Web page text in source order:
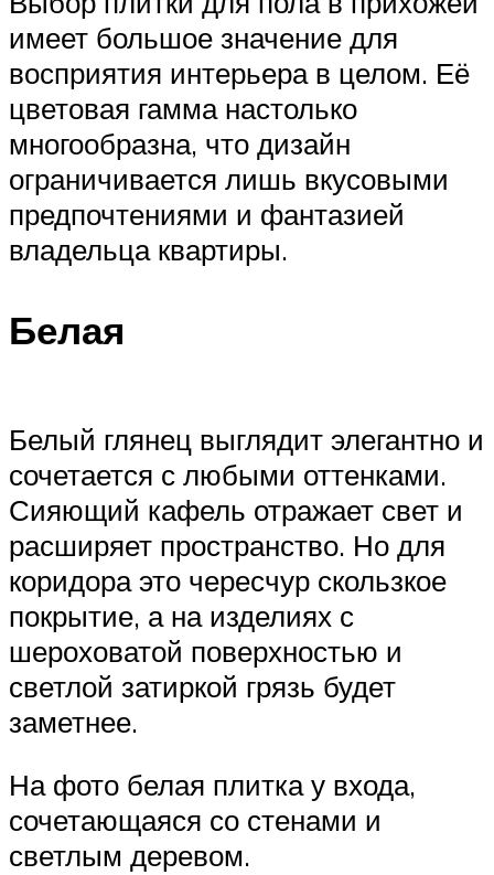
имеет большое значение для
восприятия интерьера в целом. Её
цветовая гамма настолько
многообразна, что дизайн
ограничивается лишь вкусовыми
предпочтениями и фантазией
владельца квартиры.
Белая
Белый глянец выглядит элегантно и
сочетается с любыми оттенками.
Сияющий кафель отражает свет и
расширяет пространство. Но для
коридора это чересчур скользкое
покрытие, а на изделиях с
шероховатой поверхностью и
светлой затиркой грязь будет
заметнее.
На фото белая плитка у входа,
сочетающаяся со стенами и
светлым деревом.